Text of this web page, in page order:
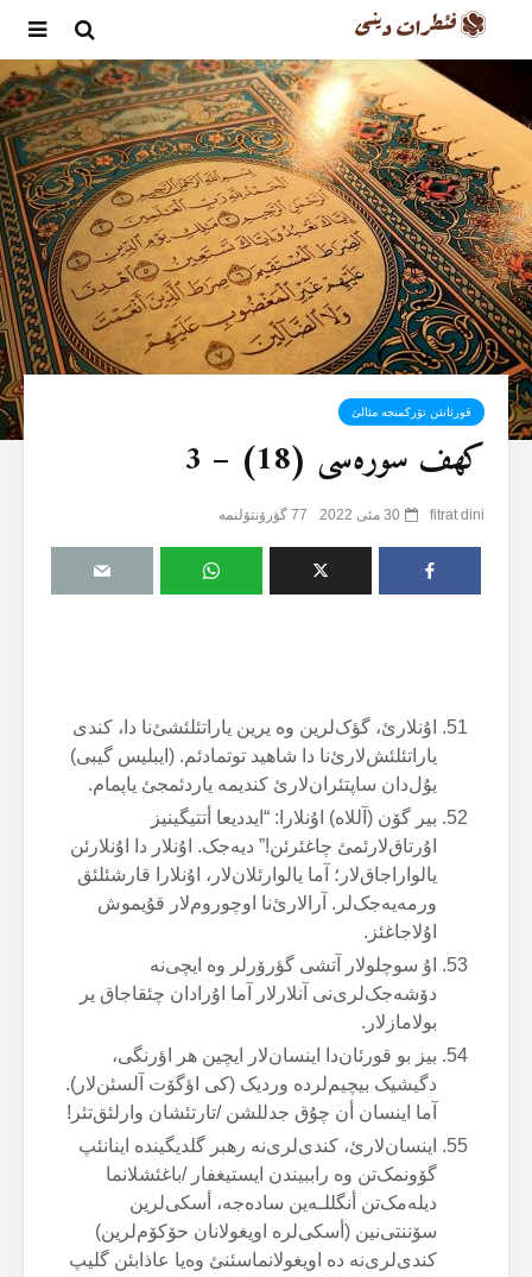
قورئانئن تۆرکمنجە مئالئ
کهف سورەسی (18) – 3
fitrat dini 30 مئی 2022 77 گؤرۆنتۆلنمە
اۇنلارئ، گؤک‌لرین وە یرین یاراتئلئشئ‌نا دا، کندی
یاراتئلئش‌لارئ‌نا دا شاهید توتمادئم. (ایبلیس گیبی)
یۇل‌دان ساپتئران‌لارئ کندیمە یاردئمجئ یاپمام.
بیر گۆن (آللاە) اۇنلارا: “ایددیعا أتتیگینیز
اۇرتاق‌لارئمئ چاغئرئن!” دیەجک. اۇنلار دا اۇنلارئن
یالواراجاق‌لار؛ آما یالوارئلان‌لار، اۇنلارا قارشئلئق
ورمەیەجک‌لر. آرالارئ‌نا اوچوروم‌لار قۇیموش
اۇلاجاغئز.
اۇ سوچلولار آتشی گؤرۆرلر وە ایچی‌نە
دۆشەجک‌لری‌نی آنلارلار آما اۇرادان چئقاجاق یر
بولامازلار.
بیز بو قورئان‌دا اینسان‌لار ایچین هر اؤرنگی،
دگیشیک بیچیم‌لردە وردیک (کی اؤگۆت آلسئن‌لار).
آما اینسان أن چۇق جدللشن /تارتئشان وارلئق‌تئر!
اینسان‌لارئ، کندی‌لری‌نە رهبر گلدیگیندە اینانئپ
گۆونمک‌تن وە راببیندن ایستیغفار /باغئشلانما
دیلەمک‌تن أنگللـەین سادەجە، أسکی‌لرین
سۆننتی‌نین (أسکی‌لرە اویغولانان حۆکۆم‌لرین)
کندی‌لری‌نە دە اویغولانماسئنئ وەیا عاذابئن گلیپ